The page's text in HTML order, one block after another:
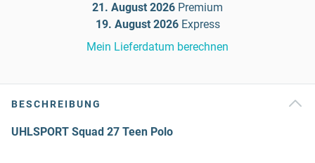
21. August 2026 Premium
19. August 2026 Express
Mein Lieferdatum berechnen
BESCHREIBUNG
UHLSPORT Squad 27 Teen Polo